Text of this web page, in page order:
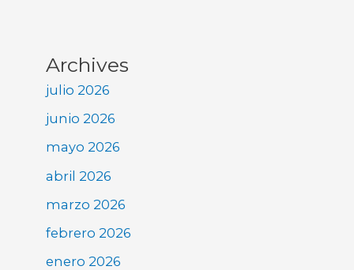
Archives
julio 2026
junio 2026
mayo 2026
abril 2026
marzo 2026
febrero 2026
enero 2026